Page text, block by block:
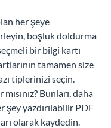
her şeye
boşluk doldurma
bir bilgi kartı
tamamen size
tiplerinizi seçin.
Bunları, daha
şey yazdırılabilir PDF
olarak kaydedin.